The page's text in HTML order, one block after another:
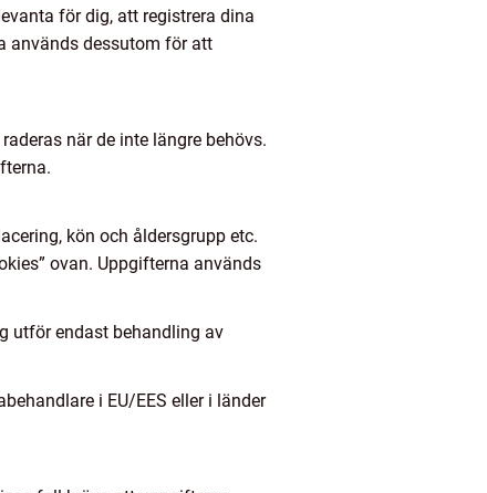
för dig, att registrera dina
används dessutom för att
när de inte längre behövs.
kön och åldersgrupp etc.
ovan. Uppgifterna används
utför endast behandling av
i EU/EES eller i länder